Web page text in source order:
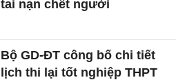
tai nạn chết người
Bộ GD-ĐT công bố chi tiết
lịch thi lại tốt nghiệp THPT